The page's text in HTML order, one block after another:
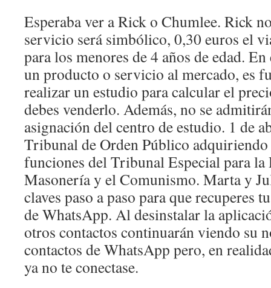
Esperaba ver a Rick o Chumlee. Rick
servicio será simbólico, 0,30 euros el
para los menores de 4 años de edad.
un producto o servicio al mercado, es
realizar un estudio para calcular el
debes venderlo. Además, no se
asignación del centro de estudio. 1 de
Tribunal de Orden Público adquiriendo
funciones del Tribunal Especial para la
Masonería y el Comunismo. Marta y
claves paso a paso para que recuperes
de WhatsApp. Al desinstalar la
otros contactos continuarán viendo su
contactos de WhatsApp pero, en
ya no te conectase.